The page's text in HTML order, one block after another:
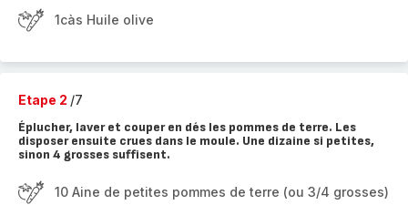
1càs Huile olive
Etape 2 /7
Éplucher, laver et couper en dés les pommes de terre. Les
disposer ensuite crues dans le moule. Une dizaine si petites,
sinon 4 grosses suffisent.
10 Aine de petites pommes de terre (ou 3/4 grosses)